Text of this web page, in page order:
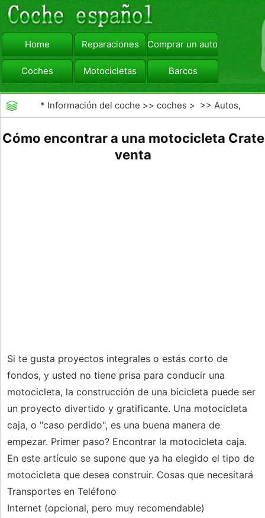
Home Reparaciones Comprar un automóvil
Coches Motocicletas Barcos
viajar Camiones
* Información del coche >>coches > >>Autos,
Cómo encontrar a una motocicleta Crate
venta
Si te gusta proyectos integrales o estás corto de
fondos, y usted no tiene prisa para conducir una
motocicleta, la construcción de una bicicleta puede ser
un proyecto divertido y gratificante. Una motocicleta
caja, o "caso perdido", es una buena manera de
empezar. Primer paso? Encontrar la motocicleta caja.
En este artículo se supone que ya ha elegido el tipo de
motocicleta que desea construir. Cosas que necesitará
Transportes en Teléfono
Internet (opcional, pero muy recomendable)